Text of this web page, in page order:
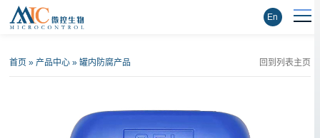
En
首页 »产品中心 »罐内防腐产品 回到列表主页